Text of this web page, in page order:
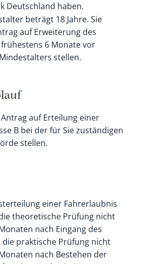
Deutschland haben.
beträgt 18 Jahre. Sie
auf Erweiterung des
6 Monate vor
stellen.
auf Erteilung einer
B bei der für Sie zuständigen
stellen.
einer Fahrerlaubnis
theoretische Prüfung nicht
nach Eingang des
praktische Prüfung nicht
nach Bestehen der